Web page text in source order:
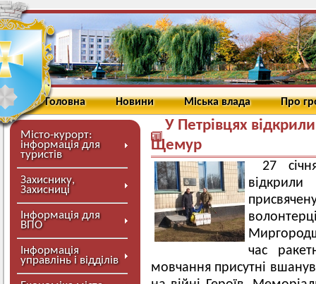
Головна Новини Міська влада Про
Місто-курорт:
інформація для
туристів
Захиснику,
Захисниці
Інформація для
ВПО
Інформація
управлінь і відділів
У Петрівцях
Щемур
27
час
мовчання присутні